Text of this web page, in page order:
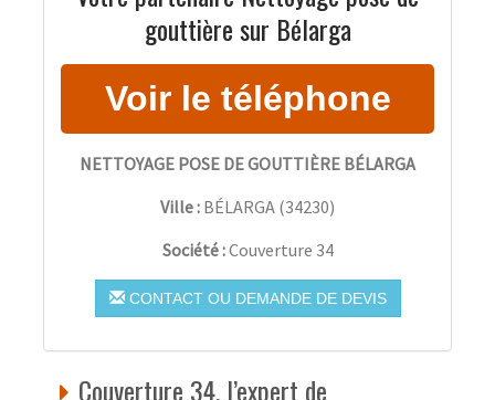
gouttière sur Bélarga
NETTOYAGE POSE DE GOUTTIÈRE BÉLARGA
Ville : BÉLARGA (34230)
Société :Couverture 34
CONTACT OU DEMANDE DE DEVIS
Couverture 34, l’expert de